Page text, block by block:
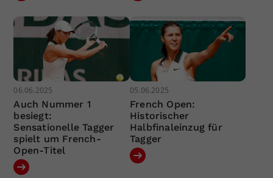
06.06.2025
Auch Nummer 1
besiegt:
Sensationelle Tagger
spielt um French-
Open-Titel
05.06.2025
French Open:
Historischer
Halbfinaleinzug für
Tagger